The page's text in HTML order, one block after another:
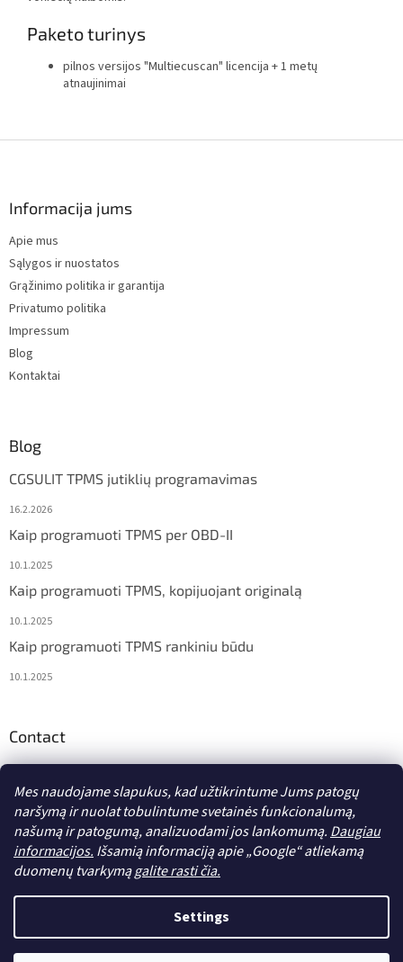
Mes naudojame slapukus, kad užtikrintume Jums patogų
naršymą ir nuolat tobulintume svetainės funkcionalumą,
našumą ir patogumą, analizuodami jos lankomumą. Daugiau
informacijos. Išsamią informaciją apie „Google“ atliekamą
duomenų tvarkymągalite rasti čia.
Settings
Paketo turinys
pilnos versijos "Multiecuscan" licencija + 1 metų
atnaujinimai
Informacija jums
Apie mus
Sąlygos ir nuostatos
Grąžinimo politika ir garantija
Privatumo politika
Impressum
Blog
Kontaktai
Blog
CGSULIT TPMS jutiklių programavimas
16.2.2026
Kaip programuoti TPMS per OBD-II
10.1.2025
Kaip programuoti TPMS, kopijuojant originalą
10.1.2025
Kaip programuoti TPMS rankiniu būdu
10.1.2025
Contact
Autorių teisės 2026diagstore.lt. Visos teisės saugomos.